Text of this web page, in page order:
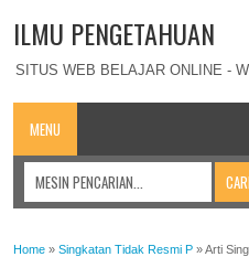
ILMU PENGETAHUAN
SITUS WEB BELAJAR ONLINE -
MENU
Home » Singkatan Tidak Resmi P »Arti